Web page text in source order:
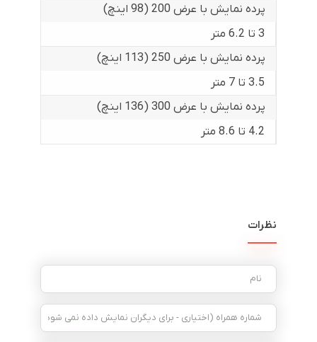
پرده نمایش با عرض 200 (98 اینچ)
3 تا 6.2 متر
پرده نمایش با عرض 250 (113 اینچ)
3.5 تا 7 متر
پرده نمایش با عرض 300 (136 اینچ)
4.2 تا 8.6 متر
نظرات